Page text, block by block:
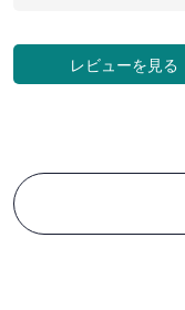
レビューを見る